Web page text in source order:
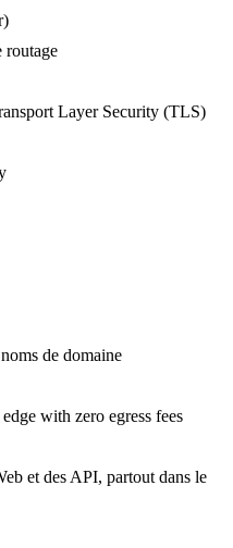
routage
Layer Security (TLS)
de domaine
with zero egress fees
et des API, partout dans le